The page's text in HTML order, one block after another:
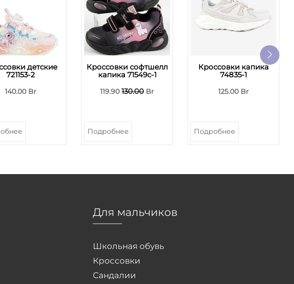
детские
721153-2
140.00 Br
Кроссовки софтшелл
капика 71549с-1
119.90 130.00 Br
Подробнее
Кроссовки капика
74835-1
125.00 Br
Подробнее
Для мальчиков
Школьная обувь
Кроссовки
Сандалии